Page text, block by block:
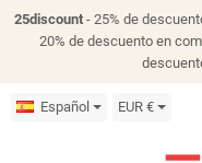
25discount- 25% de
20% de descuento en
Español EUR €